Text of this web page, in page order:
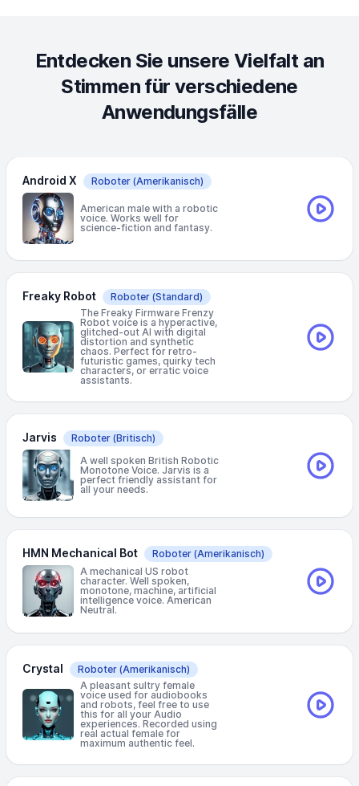
Entdecken Sie unsere Vielfalt an
Stimmen für verschiedene
Anwendungsfälle
Android X Roboter (Amerikanisch)
American male with a robotic
voice. Works well for
science-fiction and fantasy.
Freaky Robot Roboter (Standard)
The Freaky Firmware Frenzy
Robot voice is a hyperactive,
glitched-out AI with digital
distortion and synthetic
chaos. Perfect for retro-
futuristic games, quirky tech
characters, or erratic voice
assistants.
Jarvis Roboter (Britisch)
A well spoken British Robotic
Monotone Voice. Jarvis is a
perfect friendly assistant for
all your needs.
HMN Mechanical Bot Roboter (Amerikanisch)
A mechanical US robot
character. Well spoken,
monotone, machine, artificial
intelligence voice. American
Neutral.
Crystal Roboter (Amerikanisch)
A pleasant sultry female
voice used for audiobooks
and robots, feel free to use
this for all your Audio
experiences. Recorded using
real actual female for
maximum authentic feel.